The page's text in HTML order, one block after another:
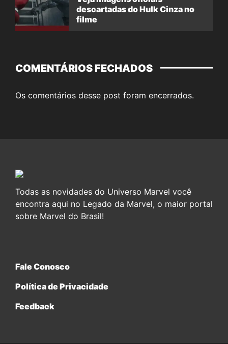
descartadas do Hulk Cinza no
filme
COMENTÁRIOS FECHADOS
Os comentários desse post foram encerrados.
Todas as novidades do Universo Marvel você
encontra aqui no Legado da Marvel, o maior portal
sobre Marvel do Brasil!
Fale Conosco
Política de Privacidade
Feedback